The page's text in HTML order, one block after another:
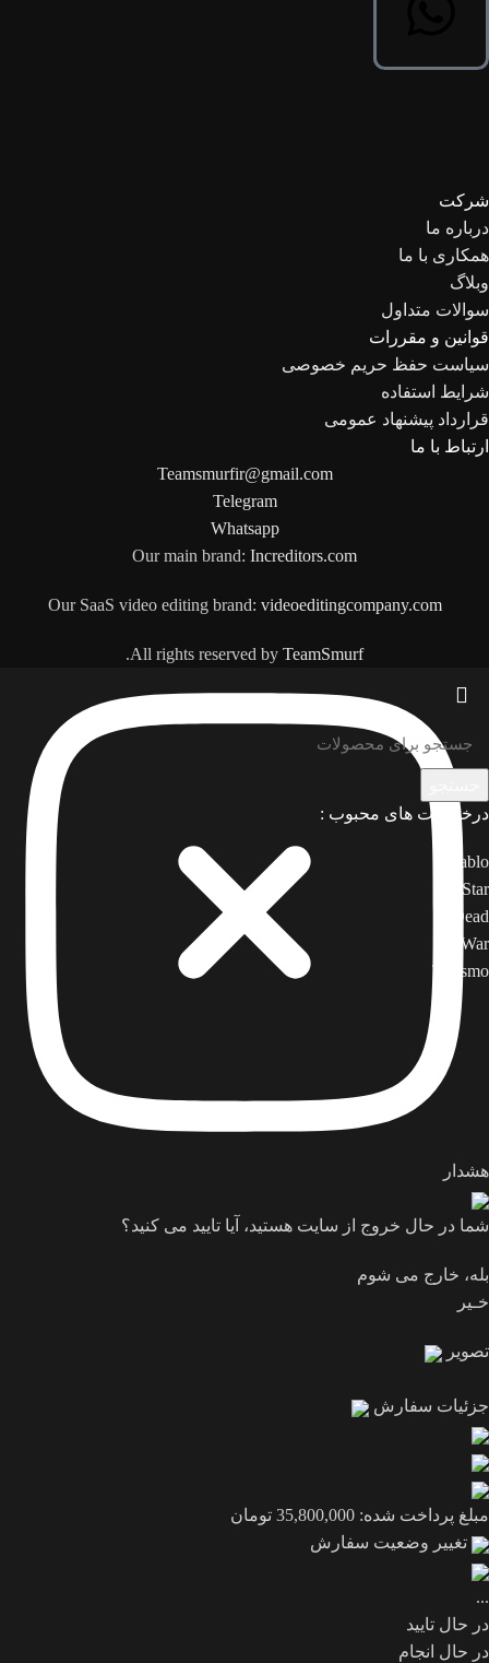
شرکت
درباره ما
همکاری با ما
وبلاگ
سوالات متداول
قوانین و مقررات
سیاست حفظ حریم خصوصی
شرایط استفاده
قرارداد پیشنهاد عمومی
ارتباط با ما
Teamsmurfir@gmail.com
Telegram
Whatsapp
Our main brand: Increditors.com
Our SaaS video editing brand: videoeditingcompany.com
All rights reserved by TeamSmurf
.
درخواست های محبوب :
Diablo
Star
Dead
War
Turismo
هشدار
شما در حال خروج از سایت هستید، آیا تایید می کنید؟
بله، خارج می شوم
خـیر
تصویر
جزئیات سفارش
مبلغ پرداخت شده: 35,800,000 تومان
تغییر وضعیت سفارش
...
در حال تایید
در حال انجام